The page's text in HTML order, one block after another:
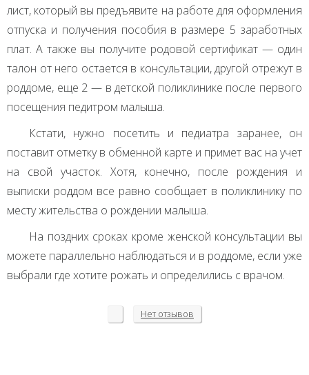
лист, который вы предъявите на работе для оформления
отпуска и получения пособия в размере 5 заработных
плат. А также вы получите родовой сертификат — один
талон от него остается в консультации, другой отрежут в
роддоме, еще 2 — в детской поликлинике после первого
посещения педитром малыша.
Кстати, нужно посетить и педиатра заранее, он
поставит отметку в обменной карте и примет вас на учет
на свой участок. Хотя, конечно, после рождения и
выписки роддом все равно сообщает в поликлинику по
месту жительства о рождении малыша.
На поздних сроках кроме женской консультации вы
можете параллельно наблюдаться и в роддоме, если уже
выбрали где хотите рожать и определились с врачом.
Нет отзывов